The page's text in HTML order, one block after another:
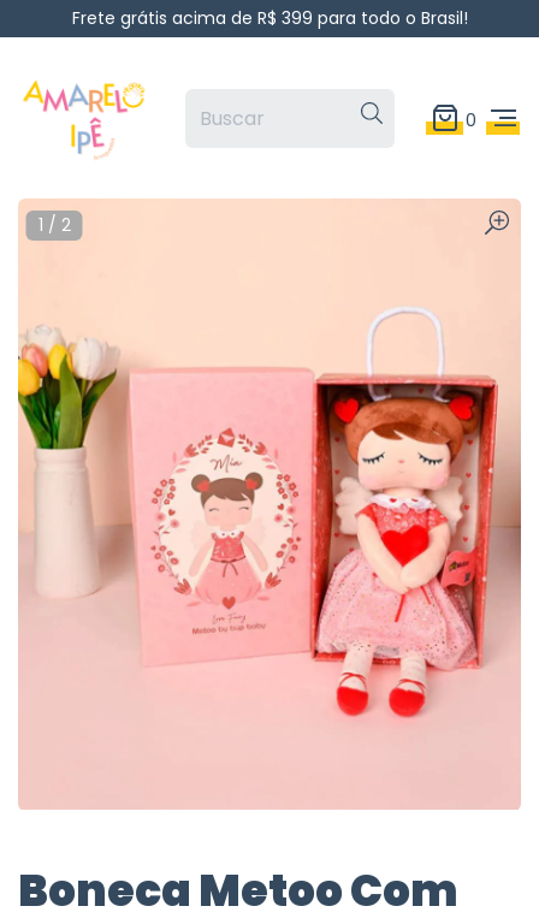
Frete grátis acima de R$ 399 para todo o Brasil!
0
Boneca Metoo Com
1 / 2